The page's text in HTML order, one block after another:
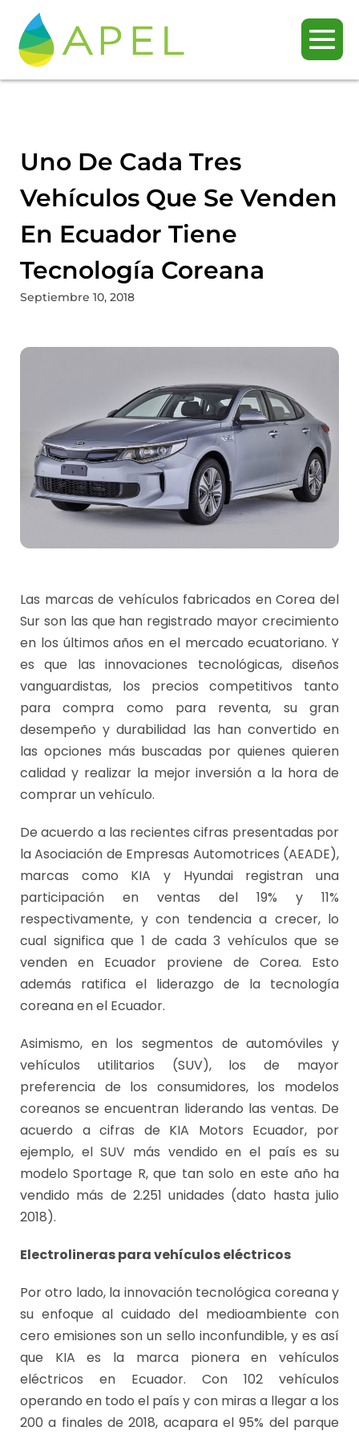
Uno De Cada Tres
Vehículos Que Se Venden
En Ecuador Tiene
Tecnología Coreana
Septiembre 10, 2018
Las marcas de vehículos fabricados en Corea del
Sur son las que han registrado mayor crecimiento
en los últimos años en el mercado ecuatoriano. Y
es que las innovaciones tecnológicas, diseños
vanguardistas, los precios competitivos tanto
para compra como para reventa, su gran
desempeño y durabilidad las han convertido en
las opciones más buscadas por quienes quieren
calidad y realizar la mejor inversión a la hora de
comprar un vehículo.
De acuerdo a las recientes cifras presentadas por
la Asociación de Empresas Automotrices (AEADE),
marcas como KIA y Hyundai registran una
participación en ventas del 19% y 11%
respectivamente, y con tendencia a crecer, lo
cual significa que 1 de cada 3 vehículos que se
venden en Ecuador proviene de Corea. Esto
además ratifica el liderazgo de la tecnología
coreana en el Ecuador.
Asimismo, en los segmentos de automóviles y
vehículos utilitarios (SUV), los de mayor
preferencia de los consumidores, los modelos
coreanos se encuentran liderando las ventas. De
acuerdo a cifras de KIA Motors Ecuador, por
ejemplo, el SUV más vendido en el país es su
modelo Sportage R, que tan solo en este año ha
vendido más de 2.251 unidades (dato hasta julio
2018).
Electrolineras para vehículos eléctricos
Por otro lado, la innovación tecnológica coreana y
su enfoque al cuidado del medioambiente con
cero emisiones son un sello inconfundible, y es así
que KIA es la marca pionera en vehículos
eléctricos en Ecuador. Con 102 vehículos
operando en todo el país y con miras a llegar a los
200 a finales de 2018, acapara el 95% del parque